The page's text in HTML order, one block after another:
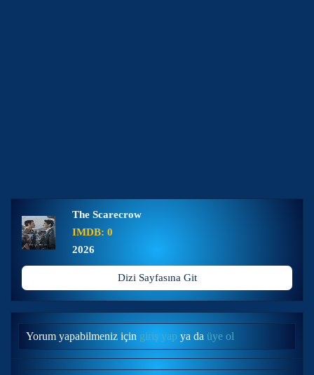
The Scarecrow
IMDB: 0
2026
Dizi Sayfasına Git
Yorum yapabilmeniz için giriş yap ya da üye ol